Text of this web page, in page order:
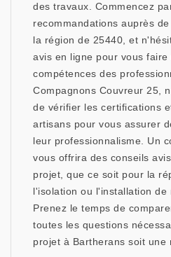
des travaux. Commencez
recommandations auprès
la région de 25440, et
avis en ligne pour vous faire
compétences des
Compagnons Couvreur 25,
de vérifier les certifications
artisans pour vous assurer
leur professionnalisme. Un
vous offrira des conseils
projet, que ce soit pour la
l'isolation ou l'installation de
Prenez le temps de
toutes les questions
projet à Bartherans soit une